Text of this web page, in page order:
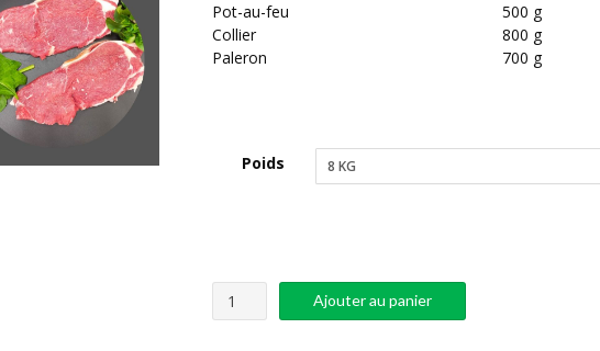
Pot-au-feu
500 g
Collier
800 g
Paleron
700 g
Poids
Ajouter au panier